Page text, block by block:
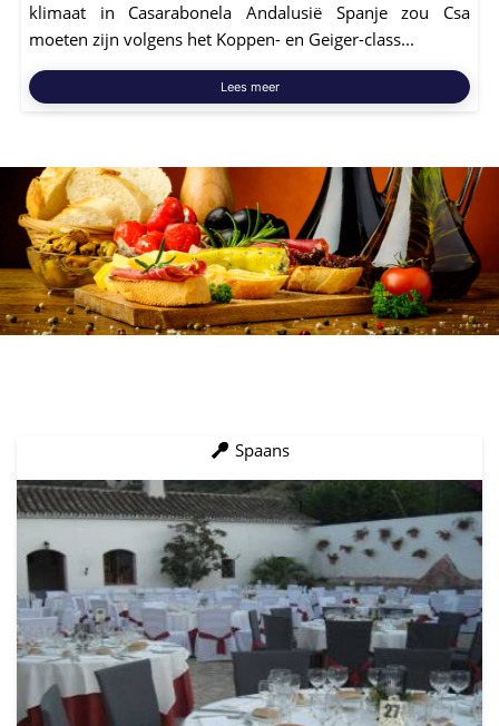
klimaat in Casarabonela Andalusië Spanje zou Csa
moeten zijn volgens het Koppen- en Geiger-class...
Lees meer
Spaans